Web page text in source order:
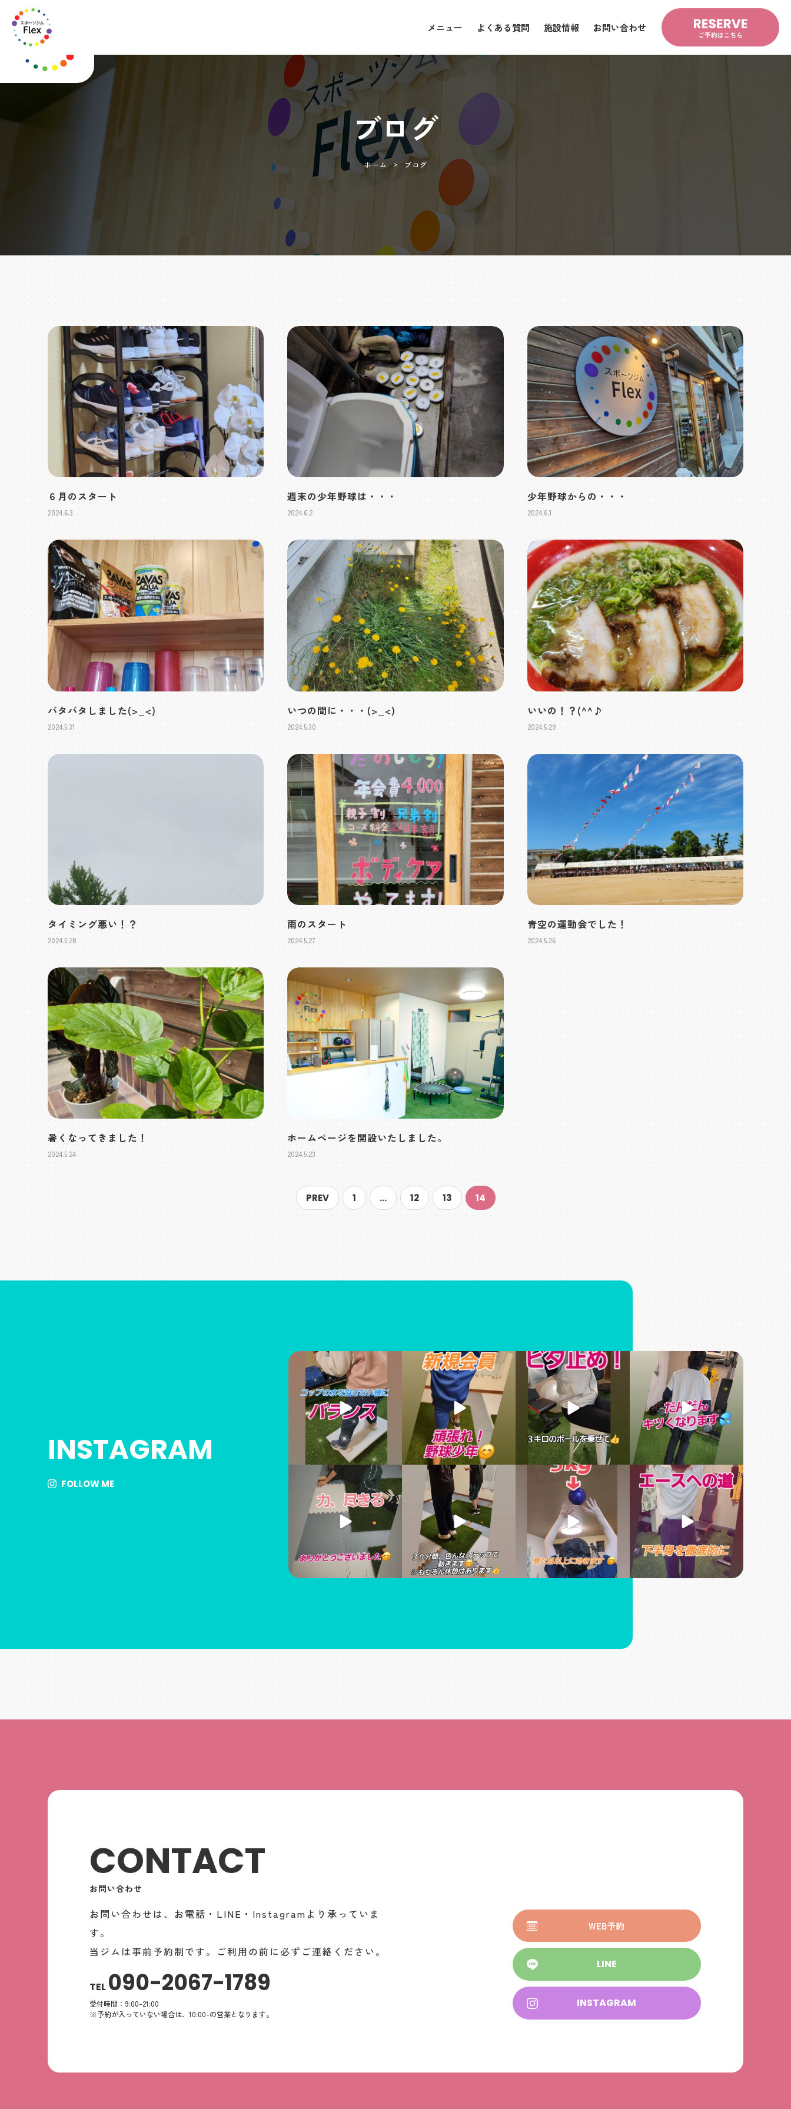
メニュー よくある質問 施設情報 お問い合わせ
メニュー よくある質問 施設情報 お問い合わせ
ブログ
ホーム > ブログ
６月のスタート
2024.6.3
週末の少年野球は・・・
2024.6.2
少年野球からの・・・
2024.6.1
バタバタしました(>_<)
2024.5.31
いつの間に・・・(>_<)
2024.5.30
いいの！？(^^♪
2024.5.29
タイミング悪い！？
2024.5.28
雨のスタート
2024.5.27
青空の運動会でした！
2024.5.26
暑くなってきました！
2024.5.24
ホームページを開設いたしました。
2024.5.23
PREV 1 … 12 13 14
INSTAGRAM
FOLLOW ME
上手に出来ました
#姫路パーソナルジム #姫路
フィトネスジム #姫路ママ #
運動不足解消...
新規会員の野球少年、初トレ
ーニング
よろしくお願いします
#姫路パーソナルジム
安定の体幹です
#姫路パーソナルジム #姫路
フィトネスジム #姫路ママ #
運動不足解消...
４回目のトレーニング！
全身をしっかり鍛えます
#姫路パーソナルジム ...
#姫路パーソナルジム #姫路
フィトネスジム #姫路ママ #
運動不足解消 #運動を習慣
...
寒くなってきました！体が温
もります
今こそ、運動を習慣に
#姫路パーソナルジム...
学生時代はバレーボール選手
と言う事で、チャレンジして
さすがです！
...
来年に向けて、こつこつやっ
てればいい事があると信じ
て！頑張れ、野球少年 ...
CONTACT
お問い合わせ
お問い合わせは、お電話・LINE・Instagramより承っていま
す。
当ジムは事前予約制です。ご利用の前に必ずご連絡ください。
TEL 090-2067-1789
受付時間：9:00-21:00
※予約が入っていない場合は、10:00-の営業となります。
WEB予約
LINE
INSTAGRAM